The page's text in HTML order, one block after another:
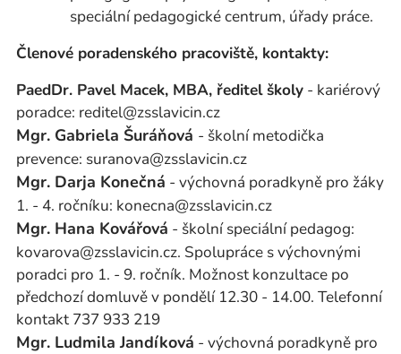
speciální pedagogické centrum, úřady práce.
Členové poradenského pracoviště, kontakty:
PaedDr. Pavel Macek, MBA, ředitel školy - kariérový
poradce: reditel@zsslavicin.cz
Mgr. Gabriela Šuráňová - školní metodička
prevence: suranova@zsslavicin.cz
Mgr. Darja Konečná - výchovná poradkyně pro žáky
1. - 4. ročníku: konecna@zsslavicin.cz
Mgr. Hana Kovářová - školní speciální pedagog:
kovarova@zsslavicin.cz. Spolupráce s výchovnými
poradci pro 1. - 9. ročník. Možnost konzultace po
předchozí domluvě v pondělí 12.30 - 14.00. Telefonní
kontakt 737 933 219
Mgr. Ludmila Jandíková - výchovná poradkyně pro